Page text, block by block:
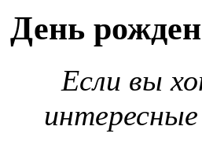
День
Если вы